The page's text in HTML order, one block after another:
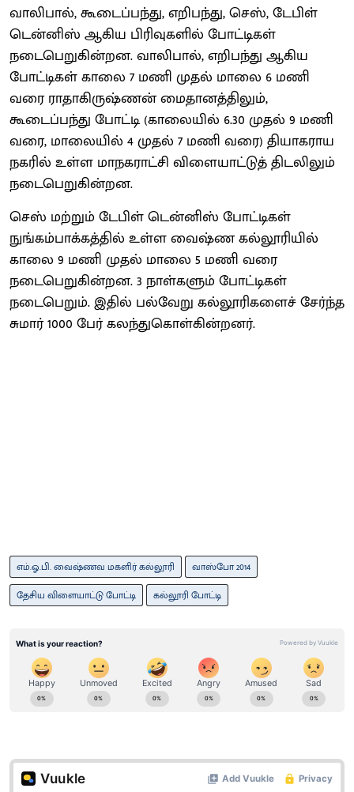
வாலிபால், கூடைப்பந்து, எறிபந்து, செஸ், டேபிள்
டென்னிஸ் ஆகிய பிரிவுகளில் போட்டிகள்
நடைபெறுகின்றன. வாலிபால், எறிபந்து ஆகிய
போட்டிகள் காலை 7 மணி முதல் மாலை 6 மணி
வரை ராதாகிருஷ்ணன் மைதானத்திலும்,
கூடைப்பந்து போட்டி (காலையில் 6.30 முதல் 9 மணி
வரை, மாலையில் 4 முதல் 7 மணி வரை) தியாகராய
நகரில் உள்ள மாநகராட்சி விளையாட்டுத் திடலிலும்
நடைபெறுகின்றன.
செஸ் மற்றும் டேபிள் டென்னிஸ் போட்டிகள்
நுங்கம்பாக்கத்தில் உள்ள வைஷ்ண கல்லூரியில்
காலை 9 மணி முதல் மாலை 5 மணி வரை
நடைபெறுகின்றன. 3 நாள்களும் போட்டிகள்
நடைபெறும். இதில் பல்வேறு கல்லூரிகளைச் சேர்ந்த
சுமார் 1000 பேர் கலந்துகொள்கின்றனர்.
எம்.ஓ.பி. வைஷ்ணவ மகளிர் கல்லூரி
வாஸ்போ 2014
தேசிய விளையாட்டு போட்டி
கல்லூரி போட்டி